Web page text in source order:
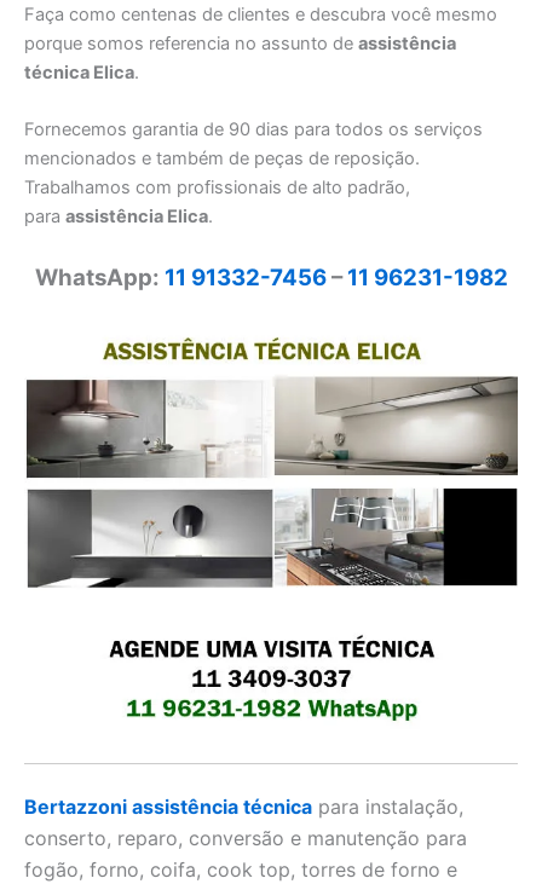
Faça como centenas de clientes e descubra você mesmo
porque somos referencia no assunto de assistência
técnica Elica.
Fornecemos garantia de 90 dias para todos os serviços
mencionados e também de peças de reposição.
Trabalhamos com profissionais de alto padrão,
para assistência Elica.
WhatsApp: 11 91332-7456–11 96231-1982
Bertazzoni assistência técnica para instalação,
conserto, reparo, conversão e manutenção para
fogão, forno, coifa, cook top, torres de forno e